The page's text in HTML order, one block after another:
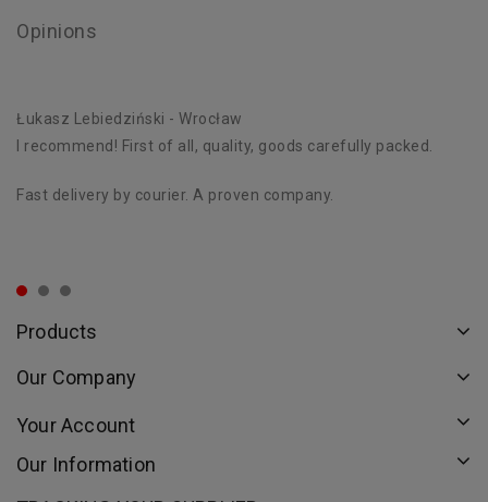
Opinions
Łukasz Lebiedziński - Wrocław
I recommend! First of all, quality, goods carefully packed.
Fast delivery by courier. A proven company.
Products
Our Company
Your Account
Our Information